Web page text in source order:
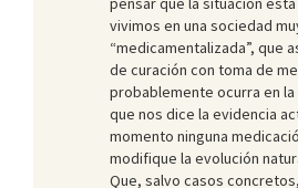
vivimos en una sociedad
“medicamentalizada”, que
de curación con toma de
probablemente ocurra en la
que nos dice la evidencia
momento ninguna
modifique la evolución
Que, salvo casos